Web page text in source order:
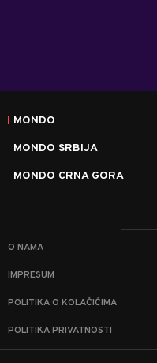
MONDO
MONDO SRBIJA
MONDO CRNA GORA
O NAMA
IMPRESUM
POLITIKA O KOLAČIĆIMA
POLITIKA PRIVATNOSTI